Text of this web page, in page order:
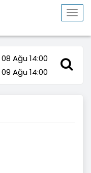
08 Ağu 14:00
09 Ağu 14:00